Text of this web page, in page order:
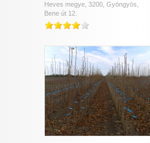
Heves megye, 3200, Gyöngyös,
Bene út 12.